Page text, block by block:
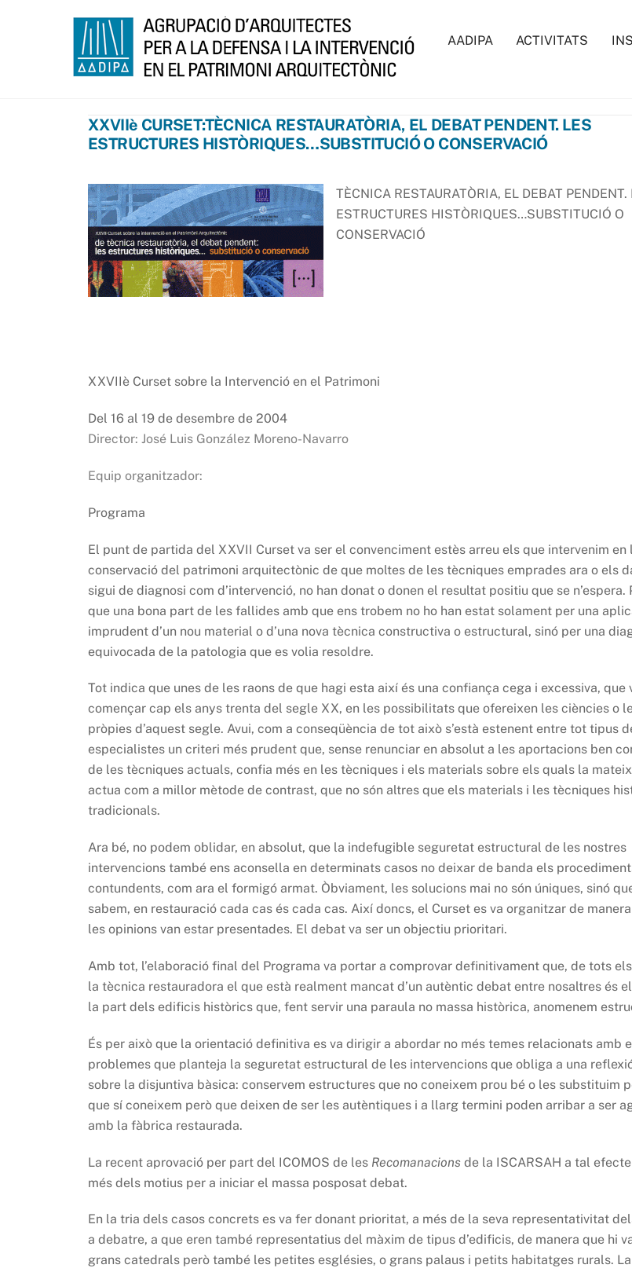
AADIPA ACTIVITATS
XXVIIè CURSET:TÈCNICA RESTAURATÒRIA, EL DEBAT PENDENT. LES
ESTRUCTURES HISTÒRIQUES…SUBSTITUCIÓ O CONSERVACIÓ
TÈCNICA RESTAURATÒRIA, EL DEBAT PENDENT.
ESTRUCTURES HISTÒRIQUES…SUBSTITUCIÓ O
CONSERVACIÓ
XXVIIè Curset sobre la Intervenció en el Patrimoni
Del 16 al 19 de desembre de 2004
Director: José Luis González Moreno-Navarro
Equip organitzador:
Programa
El punt de partida del XXVII Curset va ser el convenciment estès arreu els que intervenim en
conservació del patrimoni arquitectònic de que moltes de les tècniques emprades ara o els
sigui de diagnosi com d’intervenció, no han donat o donen el resultat positiu que se n’espera.
que una bona part de les fallides amb que ens trobem no ho han estat solament per una
imprudent d’un nou material o d’una nova tècnica constructiva o estructural, sinó per una
equivocada de la patologia que es volia resoldre.
Tot indica que unes de les raons de que hagi esta així és una confiança cega i excessiva, que
començar cap els anys trenta del segle XX, en les possibilitats que ofereixen les ciències o
pròpies d’aquest segle. Avui, com a conseqüència de tot això s’està estenent entre tot tipus
especialistes un criteri més prudent que, sense renunciar en absolut a les aportacions ben
de les tècniques actuals, confia més en les tècniques i els materials sobre els quals la
actua com a millor mètode de contrast, que no són altres que els materials i les tècniques
tradicionals.
Ara bé, no podem oblidar, en absolut, que la indefugible seguretat estructural de les nostres
intervencions també ens aconsella en determinats casos no deixar de banda els
contundents, com ara el formigó armat. Òbviament, les solucions mai no són úniques, sinó
sabem, en restauració cada cas és cada cas. Així doncs, el Curset es va organitzar de
les opinions van estar presentades. El debat va ser un objectiu prioritari.
Amb tot, l’elaboració final del Programa va portar a comprovar definitivament que, de tots
la tècnica restauradora el que està realment mancat d’un autèntic debat entre nosaltres és
la part dels edificis històrics que, fent servir una paraula no massa històrica, anomenem
És per això que la orientació definitiva es va dirigir a abordar no més temes relacionats amb
problemes que planteja la seguretat estructural de les intervencions que obliga a una
sobre la disjuntiva bàsica: conservem estructures que no coneixem prou bé o les substituim
que sí coneixem però que deixen de ser les autèntiques i a llarg termini poden arribar a ser
amb la fàbrica restaurada.
La recent aprovació per part del ICOMOS de les Recomanacions de la ISCARSAH a tal
més dels motius per a iniciar el massa posposat debat.
En la tria dels casos concrets es va fer donant prioritat, a més de la seva representativitat
a debatre, a que eren també representatius del màxim de tipus d’edificis, de manera que hi
grans catedrals però també les petites esglésies, o grans palaus i petits habitatges rurals.